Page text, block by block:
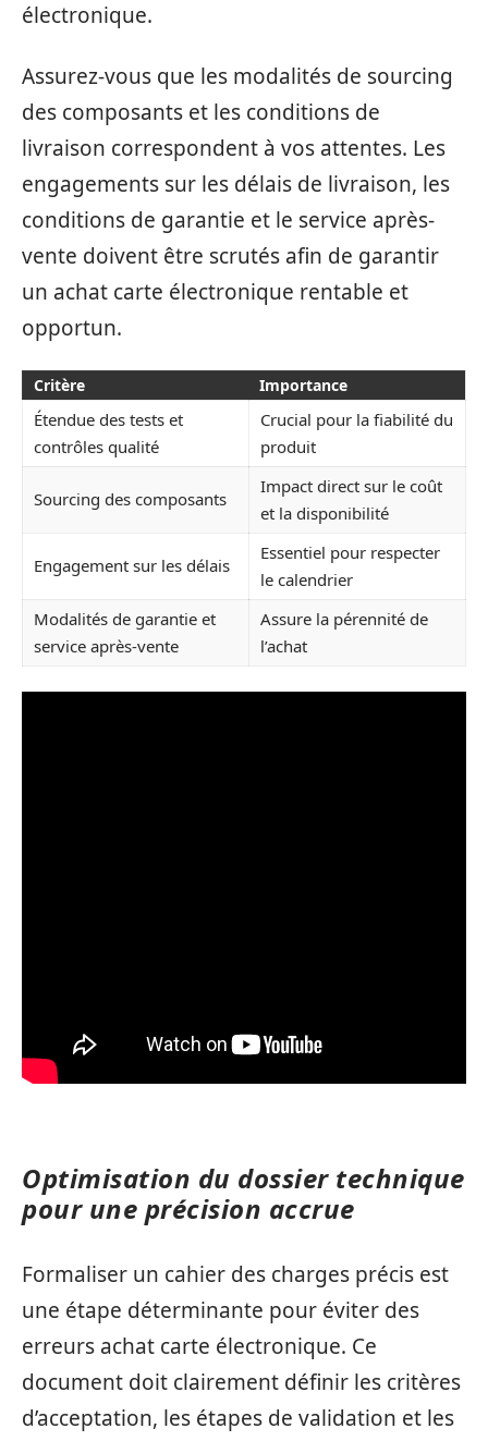
électronique.
Assurez-vous que les modalités de sourcing
des composants et les conditions de
livraison correspondent à vos attentes. Les
engagements sur les délais de livraison, les
conditions de garantie et le service après-
vente doivent être scrutés afin de garantir
un achat carte électronique rentable et
opportun.
Critère Importance
Étendue des tests et
contrôles qualité
Crucial pour la fiabilité du
produit
Sourcing des composants
Impact direct sur le coût
et la disponibilité
Engagement sur les délais
Essentiel pour respecter
le calendrier
Modalités de garantie et
service après-vente
Assure la pérennité de
l’achat
Optimisation du dossier technique
pour une précision accrue
Formaliser un cahier des charges précis est
une étape déterminante pour éviter des
erreurs achat carte électronique. Ce
document doit clairement définir les critères
d’acceptation, les étapes de validation et les